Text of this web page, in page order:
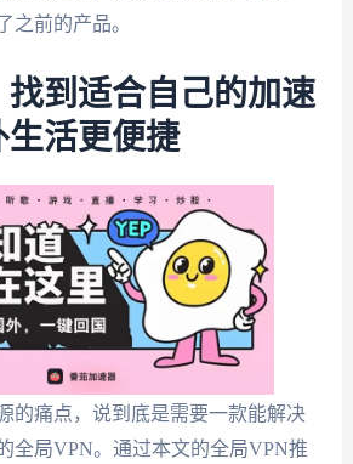
之前的产品。
找到适合自己的加速
活更便捷
的痛点，说到底是需要一款能解决
全局VPN。通过本文的全局VPN推